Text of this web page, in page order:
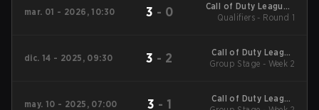
mar. 01 - 2026, 10:30 3 - 0
Call of Duty League -
Call of Duty League
Qualifiers - Round 1
dic. 14 - 2025, 09:30 3 - 2
Call of Duty League
2026 Regular Season
Group Stage - Week 2
may. 10 - 2025, 07:00 3 - 1
Call of Duty League